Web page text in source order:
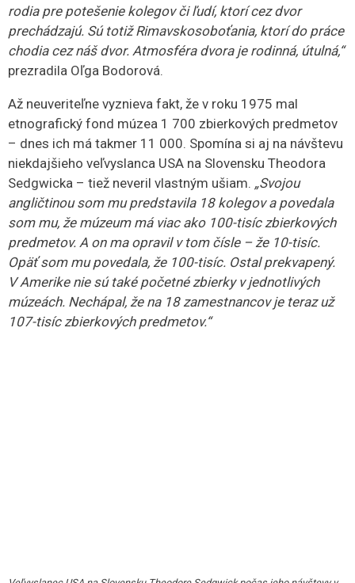
rodia pre potešenie kolegov či ľudí, ktorí cez dvor
prechádzajú. Sú totiž Rimavskosoboťania, ktorí do práce
chodia cez náš dvor. Atmosféra dvora je rodinná, útulná,“
prezradila Oľga Bodorová.
Až neuveriteľne vyznieva fakt, že v roku 1975 mal
etnografický fond múzea 1 700 zbierkových predmetov
– dnes ich má takmer 11 000. Spomína si aj na návštevu
niekdajšieho veľvyslanca USA na Slovensku Theodora
Sedgwicka – tiež neveril vlastným ušiam. „Svojou
angličtinou som mu predstavila 18 kolegov a povedala
som mu, že múzeum má viac ako 100-tisíc zbierkových
predmetov. A on ma opravil v tom čísle – že 10-tisíc.
Opäť som mu povedala, že 100-tisíc. Ostal prekvapený.
V Amerike nie sú také početné zbierky v jednotlivých
múzeách. Nechápal, že na 18 zamestnancov je teraz už
107-tisíc zbierkových predmetov.“